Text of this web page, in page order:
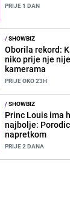
PRIJE 1 DAN
/SHOWBIZ
Oborila rekord:
niko prije nje
kamerama
PRIJE OKO 23H
/SHOWBIZ
Princ Louis ima
najbolje:
napretkom
PRIJE 2 DANA